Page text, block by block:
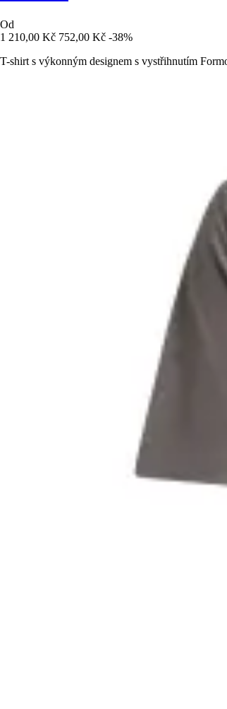
Od
1 210,00 Kč 752,00 Kč -38%
T-shirt s výkonným designem s vystřihnutím